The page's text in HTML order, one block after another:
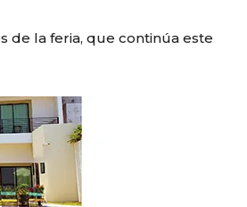
de la feria, que continúa este